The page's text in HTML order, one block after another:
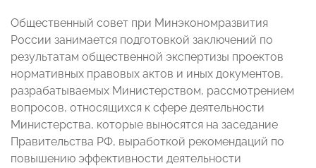
Общественный совет при Минэкономразвития
России занимается подготовкой заключений по
результатам общественной экспертизы проектов
нормативных правовых актов и иных документов,
разрабатываемых Министерством, рассмотрением
вопросов, относящихся к сфере деятельности
Министерства, которые выносятся на заседание
Правительства РФ, выработкой рекомендаций по
повышению эффективности деятельности